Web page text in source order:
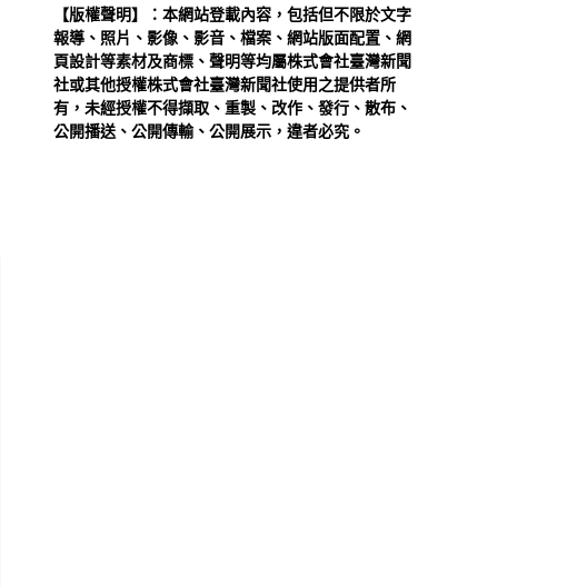
【版權聲明】：本網站登載內容，包括但不限於文字
報導、照片、影像、影音、檔案、網站版面配置、網
頁設計等素材及商標、聲明等均屬株式會社臺灣新聞
社或其他授權株式會社臺灣新聞社使用之提供者所
有，未經授權不得擷取、重製、改作、發行、散布、
公開播送、公開傳輸、公開展示，違者必究。